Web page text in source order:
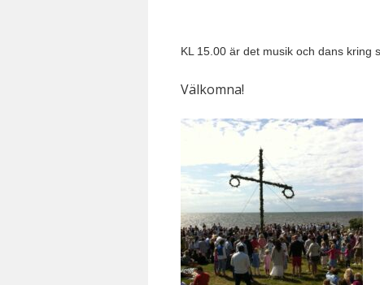
KL 15.00 är det musik och dans kring
Välkomna!